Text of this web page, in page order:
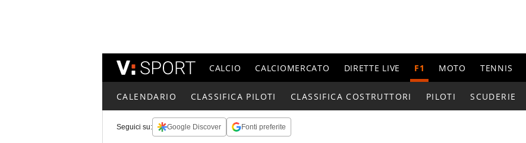
CALCIO CALCIOMERCATO DIRETTE LIVE F1 MOTO TENNIS
CALENDARIO CLASSIFICA PILOTI CLASSIFICA COSTRUTTORI PILOTI SCUDERIE
Seguici su: Google Discover Fonti preferite